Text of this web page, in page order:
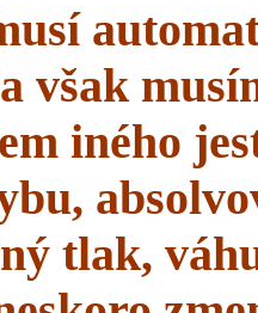
však
iného
tlak,